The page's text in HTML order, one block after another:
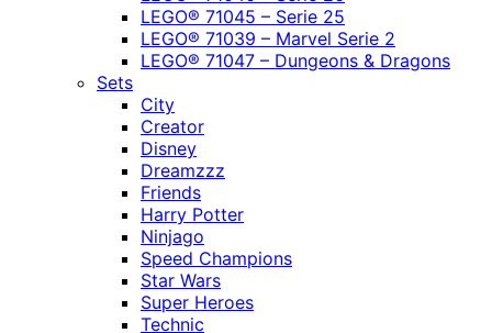
LEGO® 71045 – Serie 25
LEGO® 71039 – Marvel Serie 2
LEGO® 71047 – Dungeons & Dragons
Sets
City
Creator
Disney
Dreamzzz
Friends
Harry Potter
Ninjago
Speed Champions
Star Wars
Super Heroes
Technic